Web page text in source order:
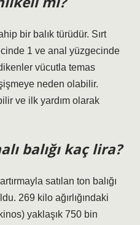
bir balık türüdür. Sırt
1 ve anal yüzgecinde
vücutla temas
neden olabilir.
ve ilk yardım olarak
balığı kaç lira?
satılan ton balığı
269 kilo ağırlığındaki
yaklaşık 750 bin